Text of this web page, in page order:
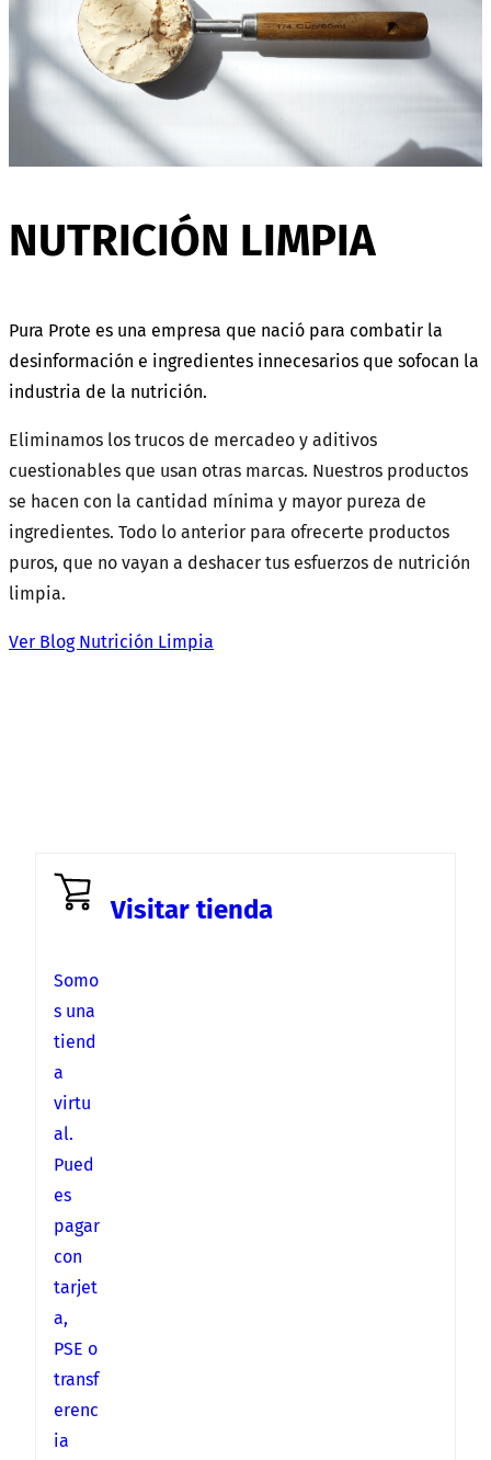
NUTRICIÓN LIMPIA
Pura Prote es una empresa que nació para combatir la
desinformación e ingredientes innecesarios que sofocan la
industria de la nutrición.
Eliminamos los trucos de mercadeo y aditivos
cuestionables que usan otras marcas. Nuestros productos
se hacen con la cantidad mínima y mayor pureza de
ingredientes. Todo lo anterior para ofrecerte productos
puros, que no vayan a deshacer tus esfuerzos de nutrición
limpia.
Ver Blog Nutrición Limpia
Visitar tienda
Somo
s una
tiend
a
virtu
al.
Pued
es
pagar
con
tarjet
a,
PSE o
transf
erenc
ia